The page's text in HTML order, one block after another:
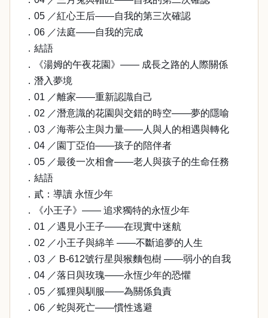
．05 ／紅心王后——自我的第三次確認
．06 ／法庭——自我的完成
．結語
．《湯姆的午夜花園》—— 成長之路的人際關係
．潛入夢境
．01 ／離家——重新認識自己
．02 ／潛意識的花園與交錯的時空——夢的隱喻
．03 ／海蒂公主與力量——人與人的相遇與轉化
．04 ／園丁亞伯——孩子的陪伴者
．05 ／最後一次相會——老人與孩子的生命任務
．結語
．貳：導讀 永恆少年
．《小王子》—— 追求獨特的永恆少年
．01 ／遇見小王子——在現實中迷航
．02 ／小王子與綿羊 ——不斷追夢的人生
．03 ／ B-612號行星與猴麵包樹 ——弱小的自我
．04 ／落日與玫瑰——永恆少年的恐懼
．05 ／狐狸與馴服——為關係負責
．06 ／蛇與死亡——慣性逃避